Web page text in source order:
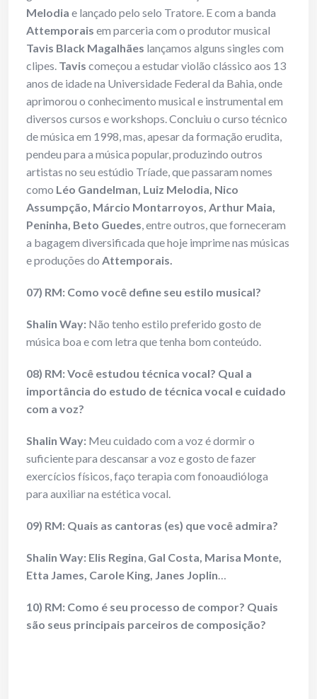
Melodia e lançado pelo selo Tratore. E com a banda
Attemporais em parceria com o produtor musical
Tavis Black Magalhães lançamos alguns singles com
clipes. Tavis começou a estudar violão clássico aos 13
anos de idade na Universidade Federal da Bahia, onde
aprimorou o conhecimento musical e instrumental em
diversos cursos e workshops. Concluiu o curso técnico
de música em 1998, mas, apesar da formação erudita,
pendeu para a música popular, produzindo outros
artistas no seu estúdio Tríade, que passaram nomes
como Léo Gandelman, Luiz Melodia, Nico
Assumpção, Márcio Montarroyos, Arthur Maia,
Peninha, Beto Guedes, entre outros, que forneceram
a bagagem diversificada que hoje imprime nas músicas
e produções do Attemporais.
07) RM: Como você define seu estilo musical?
Shalin Way: Não tenho estilo preferido gosto de
música boa e com letra que tenha bom conteúdo.
08) RM: Você estudou técnica vocal? Qual a
importância do estudo de técnica vocal e cuidado
com a voz?
Shalin Way: Meu cuidado com a voz é dormir o
suficiente para descansar a voz e gosto de fazer
exercícios físicos, faço terapia com fonoaudióloga
para auxiliar na estética vocal.
09) RM: Quais as cantoras (es) que você admira?
Shalin Way: Elis Regina, Gal Costa, Marisa Monte,
Etta James, Carole King, Janes Joplin…
10) RM: Como é seu processo de compor? Quais
são seus principais parceiros de composição?